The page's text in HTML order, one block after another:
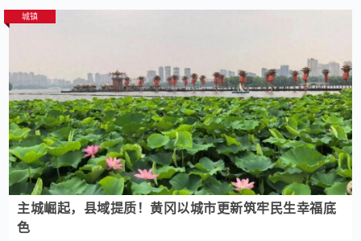
城镇
主城崛起，县域提质！黄冈以城市更新筑牢民生幸福底
色